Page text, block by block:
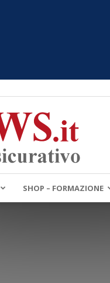
SHOP – FORMAZIONE